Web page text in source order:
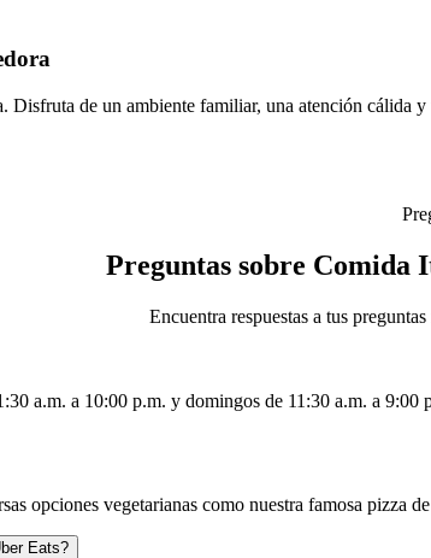
Disfruta de un ambiente familiar, una atención cálida y
Preguntas sobre Comida
Encuentra respuestas a tus
a.m. a 10:00 p.m. y domingos de 11:30 a.m. a 9:00
opciones vegetarianas como nuestra famosa pizza
Eats?